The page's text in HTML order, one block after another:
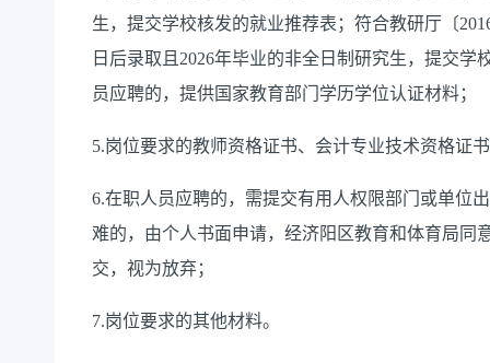
生，提交学校核发的就业推荐表；符合教研厅〔
日后录取且2026年毕业的非全日制研究生，提交
员应聘的，提供国家教育部门学历学位认证材料；
5.岗位要求的教师资格证书、会计专业技术资格证
6.在职人员应聘的，需提交有用人权限部门或单位
难的，由个人书面申请，经济阳区教育和体育局同
交，视为放弃；
7.岗位要求的其他材料。